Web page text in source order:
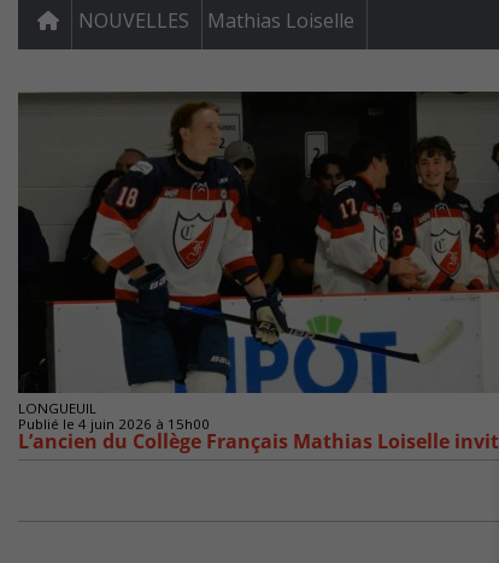
NOUVELLES Mathias Loiselle
LONGUEUIL
Publié le 4 juin 2026 à 15h00
L’ancien du Collège Français Mathias Loiselle